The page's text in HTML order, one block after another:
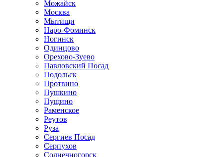
Можайск
Москва
Мытищи
Наро-Фоминск
Ногинск
Одинцово
Орехово-Зуево
Павловский Посад
Подольск
Протвино
Пушкино
Пущино
Раменское
Реутов
Руза
Сергиев Посад
Серпухов
Солнечногорск